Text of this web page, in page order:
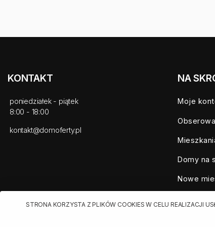
KONTAKT
poniedziałek - piątek
8:00 - 18:00
kontakt@domoferty.pl
NA
Moje
Domy na
Nowe
STRONA KORZYSTA Z PLIKÓW COOKIES W CELU REALIZACJI